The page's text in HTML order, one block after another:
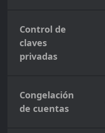
Control de
claves
privadas
Congelación
de cuentas